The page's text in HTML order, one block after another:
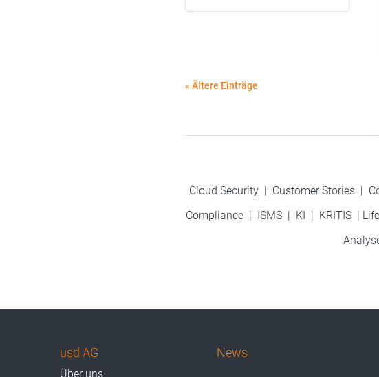
« Ältere Einträge
Cloud Security | Customer Stories|
Compliance| ISMS| KI | KRITIS|
usd AG
Über uns
News